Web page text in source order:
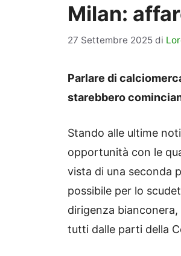
Milan:
27 Settembre 2025 di
Parlare di
starebbero
Stando alle ultime
opportunità con le
vista di una seconda
possibile per lo
dirigenza
tutti dalle parti della